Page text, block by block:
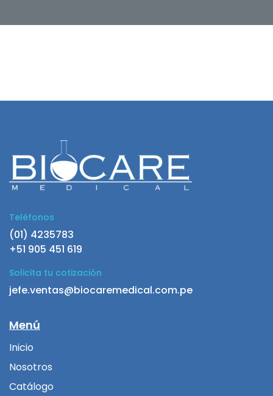
Teléfonos
(01) 4235783
+51 905 451 619
Solicita tu cotización
jefe.ventas@biocaremedical.com.pe
Menú
Inicio
Nosotros
Catálogo